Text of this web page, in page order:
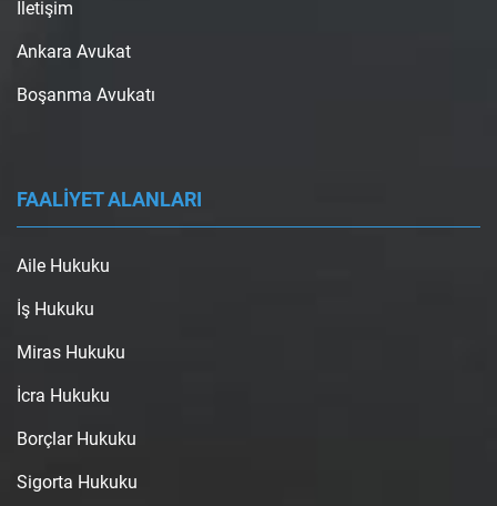
İletişim
Ankara Avukat
Boşanma Avukatı
FAALİYET ALANLARI
Aile Hukuku
İş Hukuku
Miras Hukuku
İcra Hukuku
Borçlar Hukuku
Sigorta Hukuku